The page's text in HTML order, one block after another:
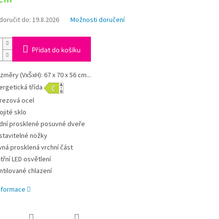
do: 19.8.2026 Možnosti doručení
Přidat do košíku
(VxŠxH): 67 x 70 x 56 cm...
třída
ocel
sklo
prosklené posuvné dveře
nožky
prosklená vrchní část
LED osvětlení
chlazení